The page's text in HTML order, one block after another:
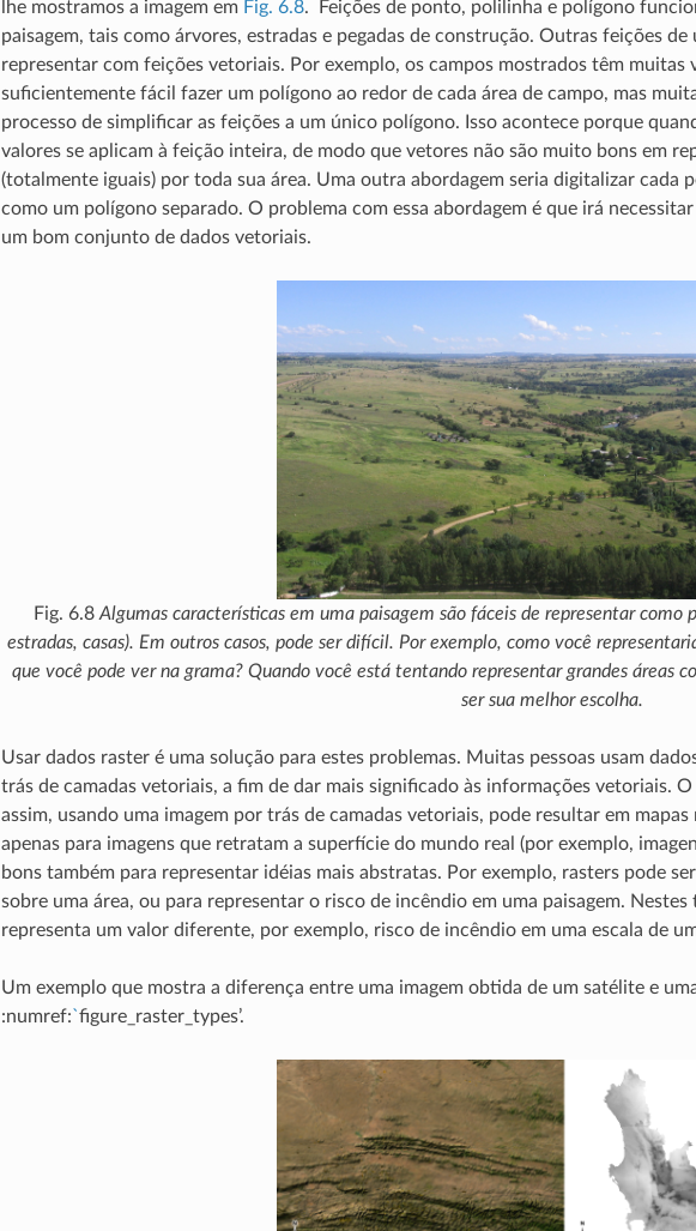
lhe mostramos a imagem em Fig. 6.8. Feições de ponto, polilinha e polígono
paisagem, tais como árvores, estradas e pegadas de construção. Outras feições
representar com feições vetoriais. Por exemplo, os campos mostrados têm muitas
suficientemente fácil fazer um polígono ao redor de cada área de campo, mas
processo de simplificar as feições a um único polígono. Isso acontece porque
valores se aplicam à feição inteira, de modo que vetores não são muito bons em
(totalmente iguais) por toda sua área. Uma outra abordagem seria digitalizar cada
como um polígono separado. O problema com essa abordagem é que irá
um bom conjunto de dados vetoriais.
Fig. 6.8 Algumas características em uma paisagem são fáceis de representar como
estradas, casas). Em outros casos, pode ser difícil. Por exemplo, como você
que você pode ver na grama? Quando você está tentando representar grandes áreas
ser sua melhor escolha.
Usar dados raster é uma solução para estes problemas. Muitas pessoas usam
trás de camadas vetoriais, a fim de dar mais significado às informações vetoriais.
assim, usando uma imagem por trás de camadas vetoriais, pode resultar em
apenas para imagens que retratam a superfície do mundo real (por exemplo,
bons também para representar idéias mais abstratas. Por exemplo, rasters pode
sobre uma área, ou para representar o risco de incêndio em uma paisagem.
representa um valor diferente, por exemplo, risco de incêndio em uma escala de
Um exemplo que mostra a diferença entre uma imagem obtida de um satélite e
:numref:`figure_raster_types’.